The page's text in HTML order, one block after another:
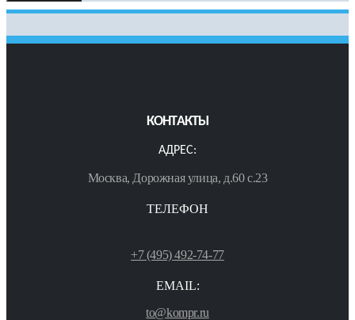
КОНТАКТЫ
АДРЕС:
Москва, Дорожная улица, д.60 с.23
ТЕЛЕФОН
+7 (495) 492-74-77
EMAIL:
to@kompr.ru